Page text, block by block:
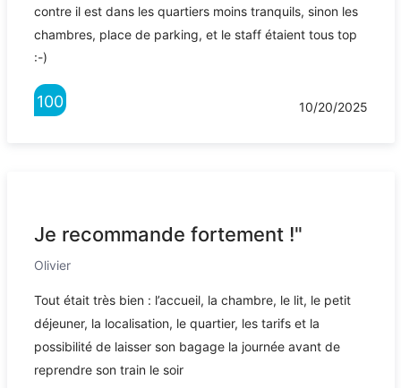
contre il est dans les quartiers moins tranquils, sinon les
chambres, place de parking, et le staff étaient tous top
:-)
100 10/20/2025
Je recommande fortement !"
Olivier
Tout était très bien : l’accueil, la chambre, le lit, le petit
déjeuner, la localisation, le quartier, les tarifs et la
possibilité de laisser son bagage la journée avant de
reprendre son train le soir